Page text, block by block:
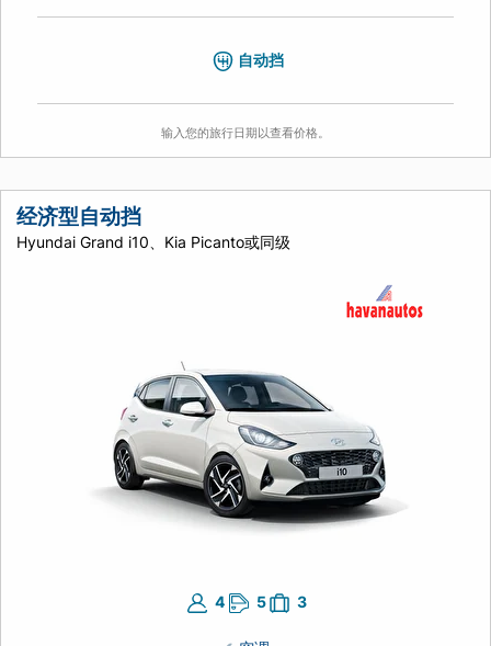
自动挡
输入您的旅行日期以查看价格。
经济型自动挡
Hyundai Grand i10、Kia Picanto或同级
4 5 3